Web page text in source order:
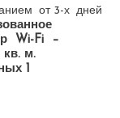
от 3-х дней
Wi-Fi –
кв. м.
1